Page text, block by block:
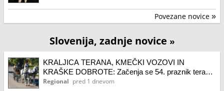
Povezane novice »
Slovenija, zadnje novice »
KRALJICA TERANA, KMEČKI VOZOVI IN
KRAŠKE DOBROTE: Začenja se 54. praznik terana
in pršuta
Regional pred 1 dnevom